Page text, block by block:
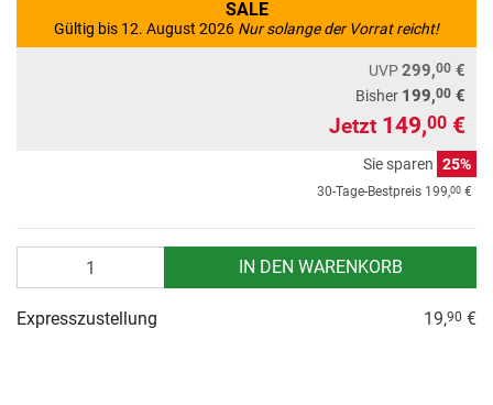
SALE
Gültig bis 12. August 2026 Nur solange der Vorrat reicht!
UVP299,00 €
Bisher 199,00 €
Jetzt 149,00 €
Sie sparen 25%
30-Tage-Bestpreis 199,00 €
IN DEN WARENKORB
Expresszustellung 19,90 €